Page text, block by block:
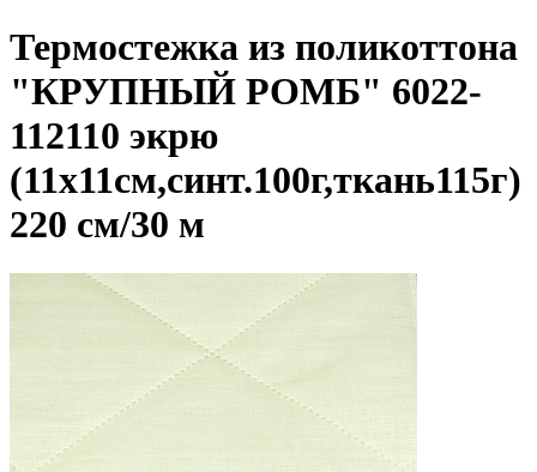
Термостежка из поликоттона
"КРУПНЫЙ РОМБ" 6022-
112110 экрю
(11х11см,синт.100г,ткань115г)
220 см/30 м